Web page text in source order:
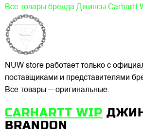
Все товары бренда Джинсы Carhartt
NUW store работает только с
поставщиками и представителями
Все товары — оригинальные.
CARHARTT WIP
BRANDON